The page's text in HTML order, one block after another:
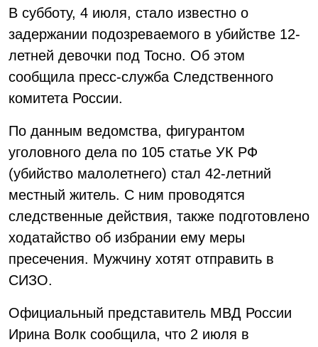
В субботу, 4 июля, стало известно о
задержании подозреваемого в убийстве 12-
летней девочки под Тосно. Об этом
сообщила пресс-служба Следственного
комитета России.
По данным ведомства, фигурантом
уголовного дела по 105 статье УК РФ
(убийство малолетнего) стал 42-летний
местный житель. С ним проводятся
следственные действия, также подготовлено
ходатайство об избрании ему меры
пресечения. Мужчину хотят отправить в
СИЗО.
Официальный представитель МВД России
Ирина Волк сообщила, что 2 июля в